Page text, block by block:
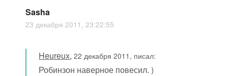
Sasha
23 декабря 2011, 23:22:55
Heureux,22 декабря 2011, писал:
Робинзон наверное повесил. )